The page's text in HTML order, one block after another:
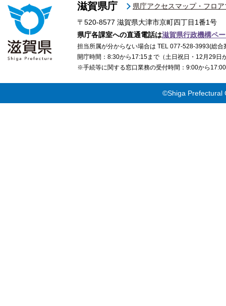
滋賀県庁
県庁アクセスマップ・フロ
〒520-8577 滋賀県大津市京町四丁目1番1号
県庁各課室への直通電話は滋賀県行政機構ペ
担当所属が分からない場合は TEL 077-528-3993(総合
開庁時間：8:30から17:15まで（土日祝日・12月29日
※手続等に関する窓口業務の受付時間：9:00から
©Shiga Prefectural